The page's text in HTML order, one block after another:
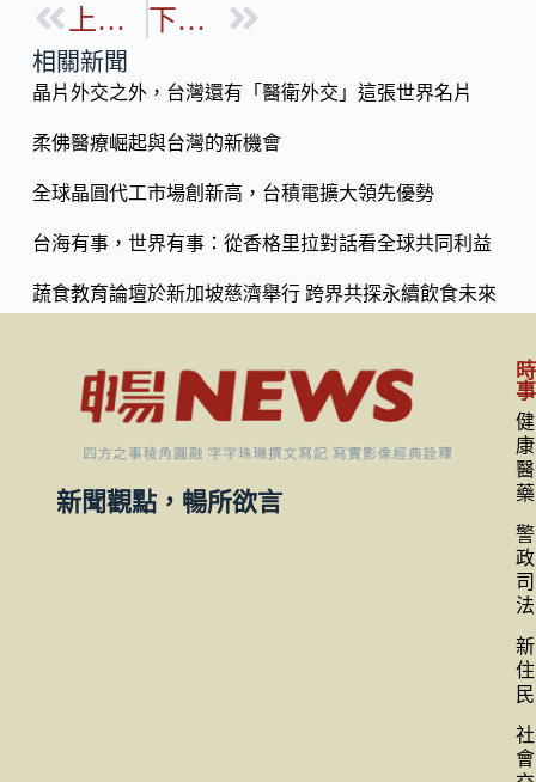
b
o
k
p
Li
n
k
上一篇 下一篇
相關新聞
晶片外交之外，台灣還有「醫衛外交」這張世界名片
柔佛醫療崛起與台灣的新機會
全球晶圓代工市場創新高，台積電擴大領先優勢
台海有事，世界有事：從香格里拉對話看全球共同利益
蔬食教育論壇於新加坡慈濟舉行 跨界共探永續飲食未來
新聞觀點，暢所欲言
時
事
健
康
醫
藥
警
政
司
法
新
住
民
社
會